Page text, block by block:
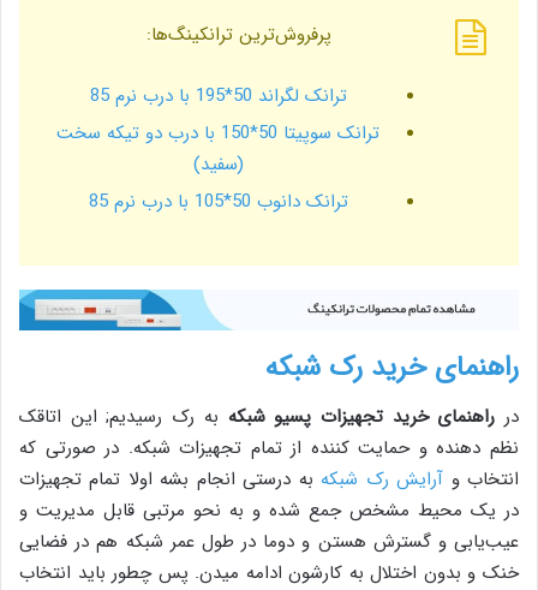
پرفروش‌ترین ترانکینگ‌ها:
ترانک لگراند 50*195 با درب نرم 85
ترانک سوپیتا 50*150 با درب دو تیکه سخت
(سفید)
ترانک دانوب 50*105 با درب نرم 85
راهنمای خرید رک شبکه
در راهنمای خرید تجهیزات پسیو شبکه به رک رسیدیم; این اتاقک
نظم دهنده و حمایت کننده از تمام تجهیزات شبکه. در صورتی که
انتخاب و آرایش رک شبکه به درستی انجام بشه اولا تمام تجهیزات
در یک محیط مشخص جمع شده و به نحو مرتبی قابل مدیریت و
عیب‌یابی و گسترش هستن و دوما در طول عمر شبکه هم در فضایی
خنک و بدون اختلال به کارشون ادامه میدن. پس چطور باید انتخاب